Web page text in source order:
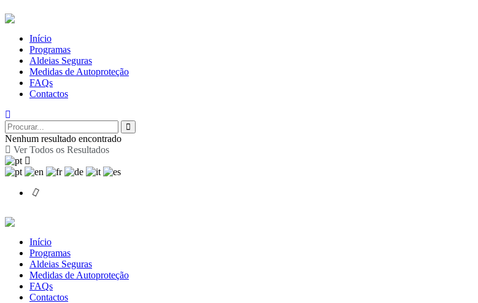
Início
Programas
Aldeias Seguras
Medidas de Autoproteção
FAQs
Contactos
Nenhum resultado encontrado
Ver Todos os Resultados
Início
Programas
Aldeias Seguras
Medidas de Autoproteção
FAQs
Contactos